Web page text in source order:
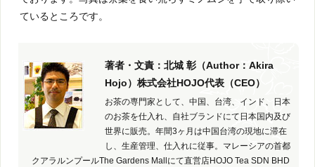
ているところです。
著者・文責：北城 彰（Author：Akira
Hojo）株式会社HOJO代表（CEO）
お茶の専門家として、中国、台湾、インド、日本
のお茶を仕入れ、自社ブランドにて日本国内及び
世界に販売。年間3ヶ月は中国台湾の現地に滞在
し、生産管理、仕入れに従事。マレーシアの首都
クアラルンプールThe Gardens Mallにて直営店HOJO Tea SDN BHD